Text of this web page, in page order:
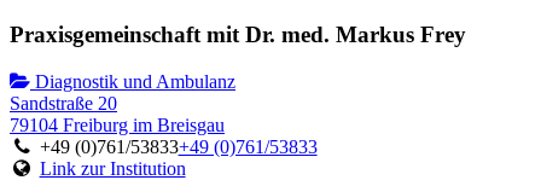
Praxisgemeinschaft mit Dr. med. Markus Frey
Diagnostik und Ambulanz
Sandstraße 20
79104 Freiburg im Breisgau
+49 (0)761/53833+49 (0)761/53833
Link zur Institution